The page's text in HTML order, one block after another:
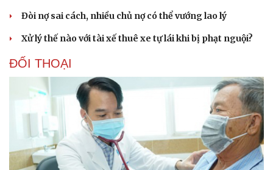
Ăn sạch sống khỏe
Đòi nợ sai cách, nhiều chủ nợ có thể vướng lao lý
Xử lý thế nào với tài xế thuê xe tự lái khi bị phạt nguội?
ĐỐI THOẠI